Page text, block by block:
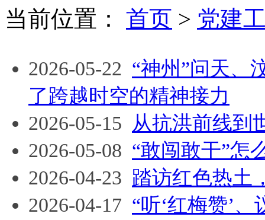
当前位置： 首页 > 党建
2026-05-22 “神州”问天
了跨越时空的精神接力
2026-05-15 从抗洪前线到
2026-05-08 “敢闯敢干”
2026-04-23 踏访红色热土
2026-04-17 “听‘红梅赞’